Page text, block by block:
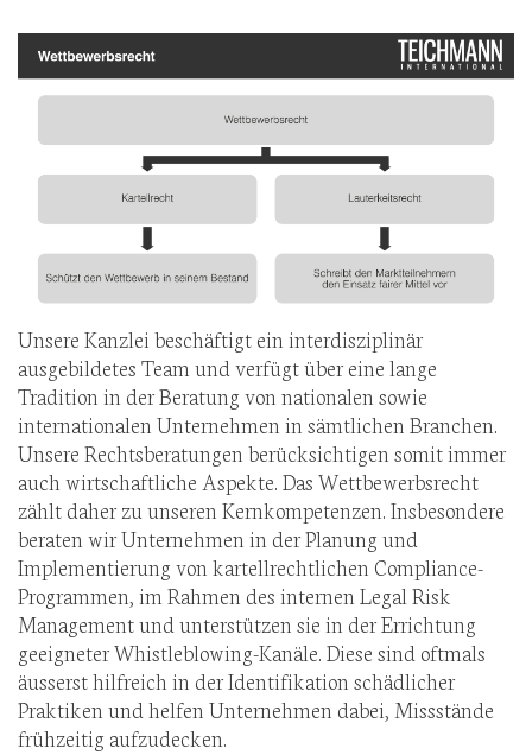
Unsere Kanzlei beschäftigt ein interdisziplinär
ausgebildetes Team und verfügt über eine lange
Tradition in der Beratung von nationalen sowie
internationalen Unternehmen in sämtlichen Branchen.
Unsere Rechtsberatungen berücksichtigen somit immer
auch wirtschaftliche Aspekte. Das Wettbewerbsrecht
zählt daher zu unseren Kernkompetenzen. Insbesondere
beraten wir Unternehmen in der Planung und
Implementierung von kartellrechtlichen Compliance-
Programmen, im Rahmen des internen Legal Risk
Management und unterstützen sie in der Errichtung
geeigneter Whistleblowing-Kanäle. Diese sind oftmals
äusserst hilfreich in der Identifikation schädlicher
Praktiken und helfen Unternehmen dabei, Missstände
frühzeitig aufzudecken.